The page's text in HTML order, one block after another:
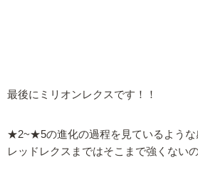
最後にミリオンレクスです！！
★2~★5の進化の過程を見ているような
レッドレクスまではそこまで強くない